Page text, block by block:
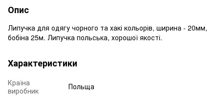
Опис
Липучка для одягу чорного та хакі кольорів, ширина - 20мм,
бобіна 25м. Липучка польська, хорошої якості.
Характеристики
Країна
виробник
Польща